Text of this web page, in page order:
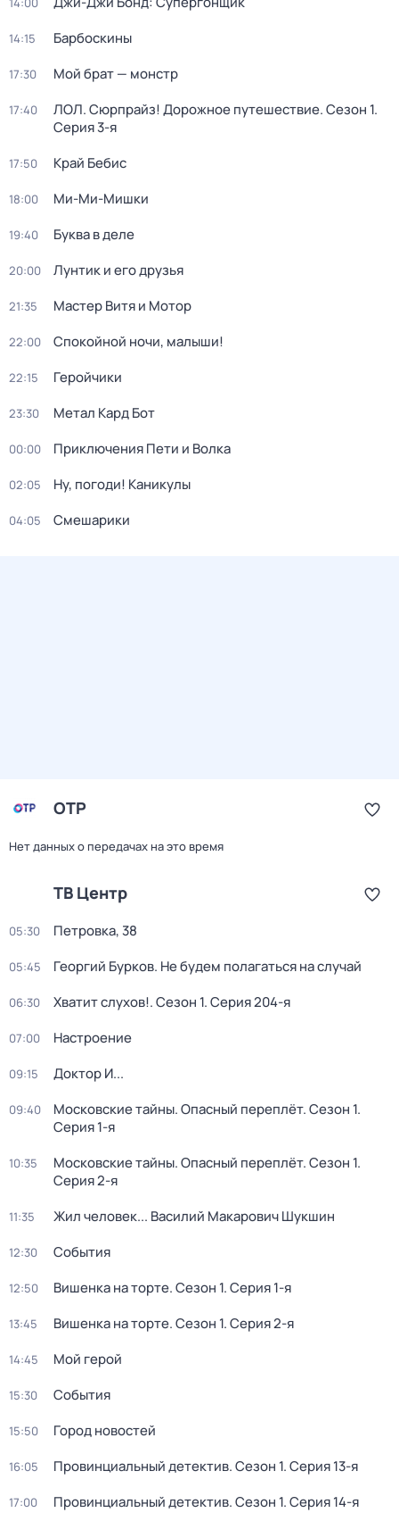
14:15 Барбоскины
17:30 Мой брат — монстр
17:40 ЛОЛ. Сюрпрайз! Дорожное путешествие. Сезон 1.
Серия 3-я
17:50 Край Бебис
18:00 Ми-Ми-Мишки
19:40 Буква в деле
20:00 Лунтик и его друзья
21:35 Мастер Витя и Мотор
22:00 Спокойной ночи, малыши!
22:15 Геройчики
23:30 Метал Кард Бот
00:00 Приключения Пети и Волка
02:05 Ну, погоди! Каникулы
04:05 Смешарики
ОТР
Нет данных о передачах на это время
ТВ Центр
05:30 Петровка, 38
05:45 Георгий Бурков. Не будем полагаться на случай
06:30 Хватит слухов!. Сезон 1. Серия 204-я
07:00 Настроение
09:15 Доктор И...
09:40 Московские тайны. Опасный переплёт. Сезон 1.
Серия 1-я
10:35 Московские тайны. Опасный переплёт. Сезон 1.
Серия 2-я
11:35 Жил человек... Василий Макарович Шукшин
12:30 События
12:50 Вишенка на торте. Сезон 1. Серия 1-я
13:45 Вишенка на торте. Сезон 1. Серия 2-я
14:45 Мой герой
15:30 События
15:50 Город новостей
16:05 Провинциальный детектив. Сезон 1. Серия 13-я
17:00 Провинциальный детектив. Сезон 1. Серия 14-я